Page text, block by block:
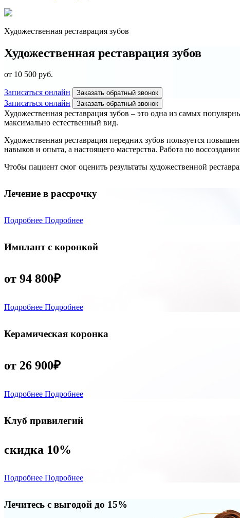
Художественная реставрация зубов
Художественная реставрация зубов
от 10 500 руб.
Записаться онлайн Заказать обратный звонок
Записаться онлайн Заказать обратный звонок
Художественная реставрация зубов – это одна из самых
максимально естественный вид.
Художественная реставрация передних зубов пользуется
навыков и опыта, а настоящего мастерства. Работа по
Чтобы пациент смог оценить результаты художественной
Лечение в рассрочку
Подробнее Подробнее
Имплант с коронкой
от 94 800₽
Подробнее Подробнее
Керамическая коронка
от 26 900₽
Подробнее Подробнее
Клуб привилегий
скидка 10%
Подробнее Подробнее
Лечитесь с выгодой до 15%